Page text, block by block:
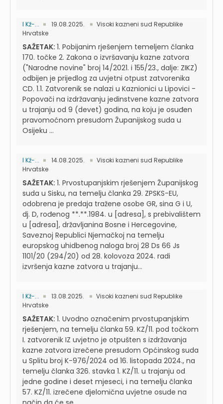
I Kž-... 19.08.2025.
Visoki kazneni sud Republike
Hrvatske
SAŽETAK: 1. Pobijanim rješenjem temeljem članka
170. točke 2. Zakona o izvršavanju kazne zatvora
("Narodne novine" broj 14/2021. i 155/23., dalje: ZIKZ)
odbijen je prijedlog za uvjetni otpust zatvorenika
CD. 1.1. Zatvorenik se nalazi u Kaznionici u Lipovici -
Popovači na izdržavanju jedinstvene kazne zatvora
u trajanju od 9 (devet) godina, na koju je osuđen
pravomoćnom presudom Županijskog suda u
Osijeku ...
I Kž-... 14.08.2025.
Visoki kazneni sud Republike
Hrvatske
SAŽETAK: 1. Prvostupanjskim rješenjem Županijskog
suda u Sisku, na temelju članka 29. ZPSKS-EU,
odobrena je predaja tražene osobe GR, sina G i U,
dj. D, rođenog **.**.1984. u [adresa], s prebivalištem
u [adresa], državljanina Bosne i Hercegovine,
Saveznoj Republici Njemačkoj na temelju
europskog uhidbenog naloga broj 28 Ds 66 Js
1101/20 (294/20) od 28. kolovoza 2024. radi
izvršenja kazne zatvora u trajanju...
I Kž-... 13.08.2025.
Visoki kazneni sud Republike
Hrvatske
SAŽETAK: 1. Uvodno označenim prvostupanjskim
rješenjem, na temelju članka 59. KZ/11. pod točkom
I. zatvorenik IZ uvjetno je otpušten s izdržavanja
kazne zatvora izrečene presudom Općinskog suda
u Splitu broj K-976/2024 od 16. listopada 2024., na
temelju članka 326. stavka 1. KZ/11. u trajanju od
jedne godine i deset mjeseci, i na temelju članka
57. KZ/11. izrečene djelomična uvjetne osude na